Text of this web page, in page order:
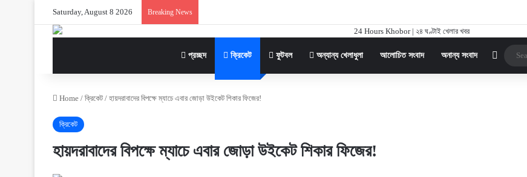
Saturday, August 8 2026 Breaking News
প্রচ্ছদ ক্রিকেট ফুটবল অন্যান্য খেলাধুলা আলোচিত সংবাদ অনান্য সংবাদ Sidebar
Home / ক্রিকেট / হায়দরাবাদের বিপক্ষে ম্যাচে এবার জোড়া উইকেট শিকার ফিজের!
ক্রিকেট
হায়দরাবাদের বিপক্ষে ম্যাচে এবার জোড়া উইকেট শিকার ফিজের!